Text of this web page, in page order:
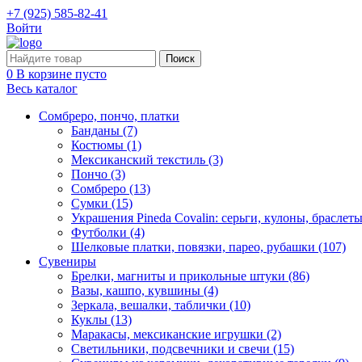
+7 (925) 585-82-41
Войти
0 В корзине пусто
Весь каталог
Сомбреро, пончо, платки
Банданы (7)
Костюмы (1)
Мексиканский текстиль (3)
Пончо (3)
Сомбреро (13)
Сумки (15)
Украшения Pineda Covalin: серьги, кулоны,
Футболки (4)
Шелковые платки, повязки, парео, рубашки (107)
Сувениры
Брелки, магниты и прикольные штуки (86)
Вазы, кашпо, кувшины (4)
Зеркала, вешалки, таблички (10)
Куклы (13)
Маракасы, мексиканские игрушки (2)
Светильники, подсвечники и свечи (15)